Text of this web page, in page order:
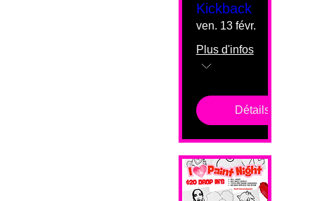
Kickback
ven. 13 févr.
Plus d'infos
Détails